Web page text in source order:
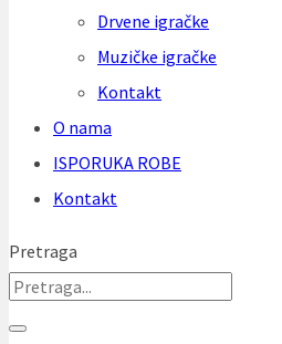
Drvene igračke
Muzičke igračke
Kontakt
O nama
ISPORUKA ROBE
Kontakt
Pretraga